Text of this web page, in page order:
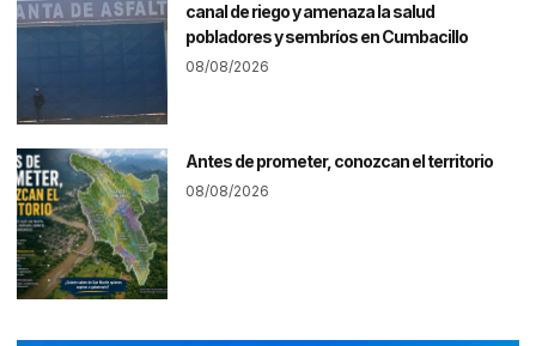
canal de riego y amenaza la salud
pobladores y sembríos en Cumbacillo
08/08/2026
Antes de prometer, conozcan el territorio
08/08/2026